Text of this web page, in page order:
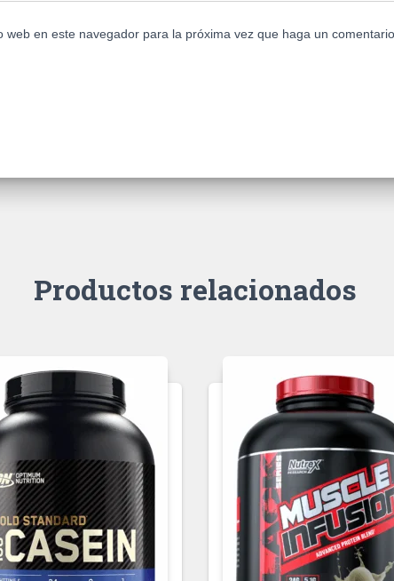
en este navegador para la próxima vez que haga un
Productos relacionados